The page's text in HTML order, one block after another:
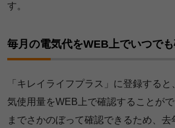
す。
毎月の電気代をWEB上でいつで
「キレイライフプラス」に登録する
気使用量をWEB上で確認することが
までさかのぼって確認できるため、